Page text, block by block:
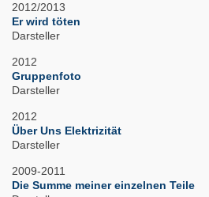
2012/2013
Er wird töten
Darsteller
2012
Gruppenfoto
Darsteller
2012
Über Uns Elektrizität
Darsteller
2009-2011
Die Summe meiner einzelnen Teile